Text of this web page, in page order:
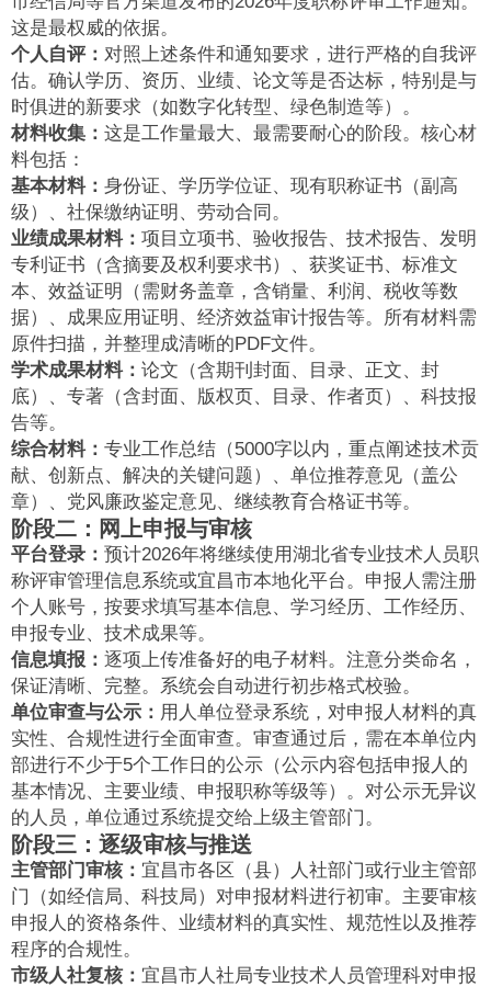
这是最权威的依据。
个人自评： 对照上述条件和通知要求，进行严格的自我评
估。确认学历、资历、业绩、论文等是否达标，特别是与
时俱进的新要求（如数字化转型、绿色制造等）。
材料收集： 这是工作量最大、最需要耐心的阶段。核心材
料包括：
基本材料： 身份证、学历学位证、现有职称证书（副高
级）、社保缴纳证明、劳动合同。
业绩成果材料： 项目立项书、验收报告、技术报告、发明
专利证书（含摘要及权利要求书）、获奖证书、标准文
本、效益证明（需财务盖章，含销量、利润、税收等数
据）、成果应用证明、经济效益审计报告等。所有材料需
原件扫描，并整理成清晰的PDF文件。
学术成果材料： 论文（含期刊封面、目录、正文、封
底）、专著（含封面、版权页、目录、作者页）、科技报
告等。
综合材料： 专业工作总结（5000字以内，重点阐述技术贡
献、创新点、解决的关键问题）、单位推荐意见（盖公
章）、党风廉政鉴定意见、继续教育合格证书等。
阶段二：网上申报与审核
平台登录： 预计2026年将继续使用湖北省专业技术人员职
称评审管理信息系统或宜昌市本地化平台。申报人需注册
个人账号，按要求填写基本信息、学习经历、工作经历、
申报专业、技术成果等。
信息填报： 逐项上传准备好的电子材料。注意分类命名，
保证清晰、完整。系统会自动进行初步格式校验。
单位审查与公示： 用人单位登录系统，对申报人材料的真
实性、合规性进行全面审查。审查通过后，需在本单位内
部进行不少于5个工作日的公示（公示内容包括申报人的
基本情况、主要业绩、申报职称等级等）。对公示无异议
的人员，单位通过系统提交给上级主管部门。
阶段三：逐级审核与推送
主管部门审核： 宜昌市各区（县）人社部门或行业主管部
门（如经信局、科技局）对申报材料进行初审。主要审核
申报人的资格条件、业绩材料的真实性、规范性以及推荐
程序的合规性。
市级人社复核： 宜昌市人社局专业技术人员管理科对申报